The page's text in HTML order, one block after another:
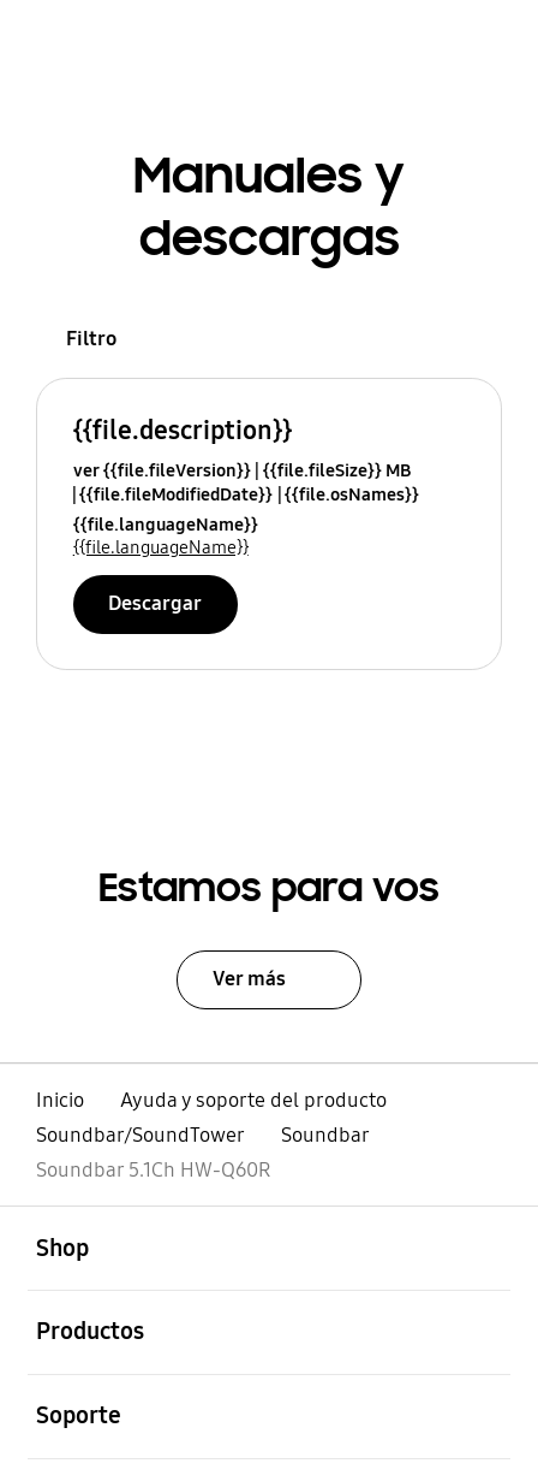
Manuales y
descargas
Filtro
{{file.description}}
ver {{file.fileVersion}} {{file.fileSize}} MB
{{file.fileModifiedDate}} {{file.osNames}}
{{file.languageName}}
{{file.languageName}}
Descargar
Estamos para vos
Ver más
Inicio
Ayuda y soporte del producto
Soundbar/SoundTower
Soundbar
Soundbar 5.1Ch HW-Q60R
Shop
Productos
Soporte